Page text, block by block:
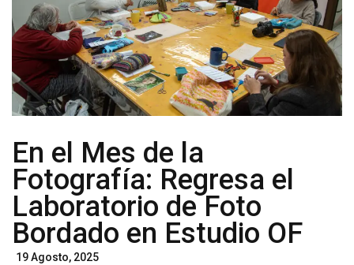
En el Mes de la
Fotografía: Regresa el
Laboratorio de Foto
Bordado en Estudio OF
Posted
19 Agosto, 2025